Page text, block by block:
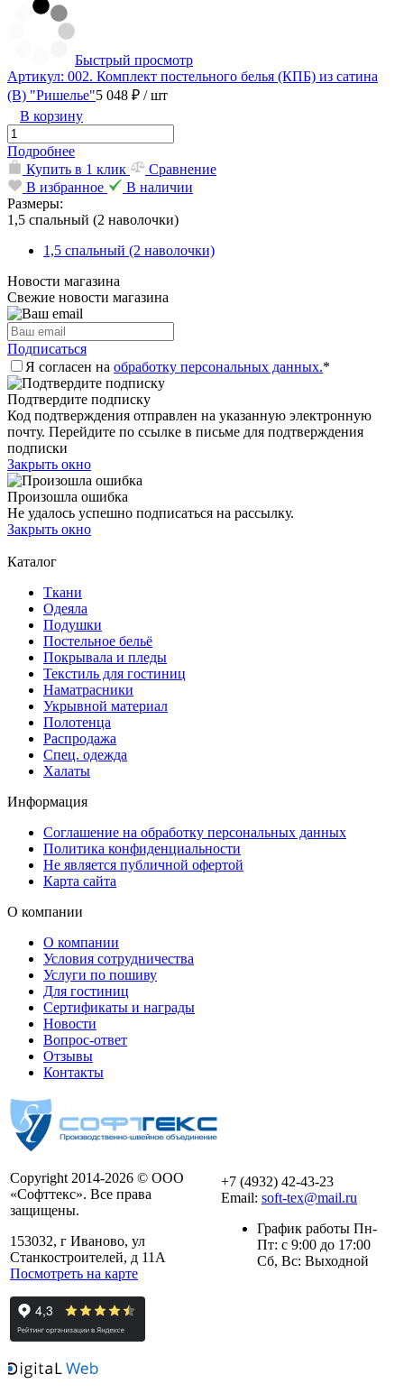
Быстрый просмотр
Артикул: 002. Комплект постельного белья (КПБ) из сатина
(В) "Ришелье"5 048 ₽ / шт
В корзину
Подробнее
Купить в 1 клик
Сравнение
В избранное
В наличии
Размеры:
1,5 спальный (2 наволочки)
1,5 спальный (2 наволочки)
Новости магазина
Свежие новости магазина
Подписаться
Я согласен на обработку персональных данных.*
Подтвердите подписку
Код подтверждения отправлен на указанную электронную
почту. Перейдите по ссылке в письме для подтверждения
подписки
Закрыть окно
Произошла ошибка
Не удалось успешно подписаться на рассылку.
Закрыть окно
Каталог
Ткани
Одеяла
Подушки
Постельное бельё
Покрывала и пледы
Текстиль для гостиниц
Наматрасники
Укрывной материал
Полотенца
Распродажа
Спец. одежда
Халаты
Информация
Соглашение на обработку персональных данных
Политика конфиденциальности
Не является публичной офертой
Карта сайта
О компании
О компании
Условия сотрудничества
Услуги по пошиву
Для гостиниц
Сертификаты и награды
Новости
Вопрос-ответ
Отзывы
Контакты
Copyright 2014-2026 © ООО
«Софттекс». Все права
защищены.
153032, г Иваново, ул
Станкостроителей, д 11А
Посмотреть на карте
+7 (4932) 42-43-23
Email: soft-tex@mail.ru
График работы Пн-
Пт: с 9:00 до 17:00
Сб, Вс: Выходной